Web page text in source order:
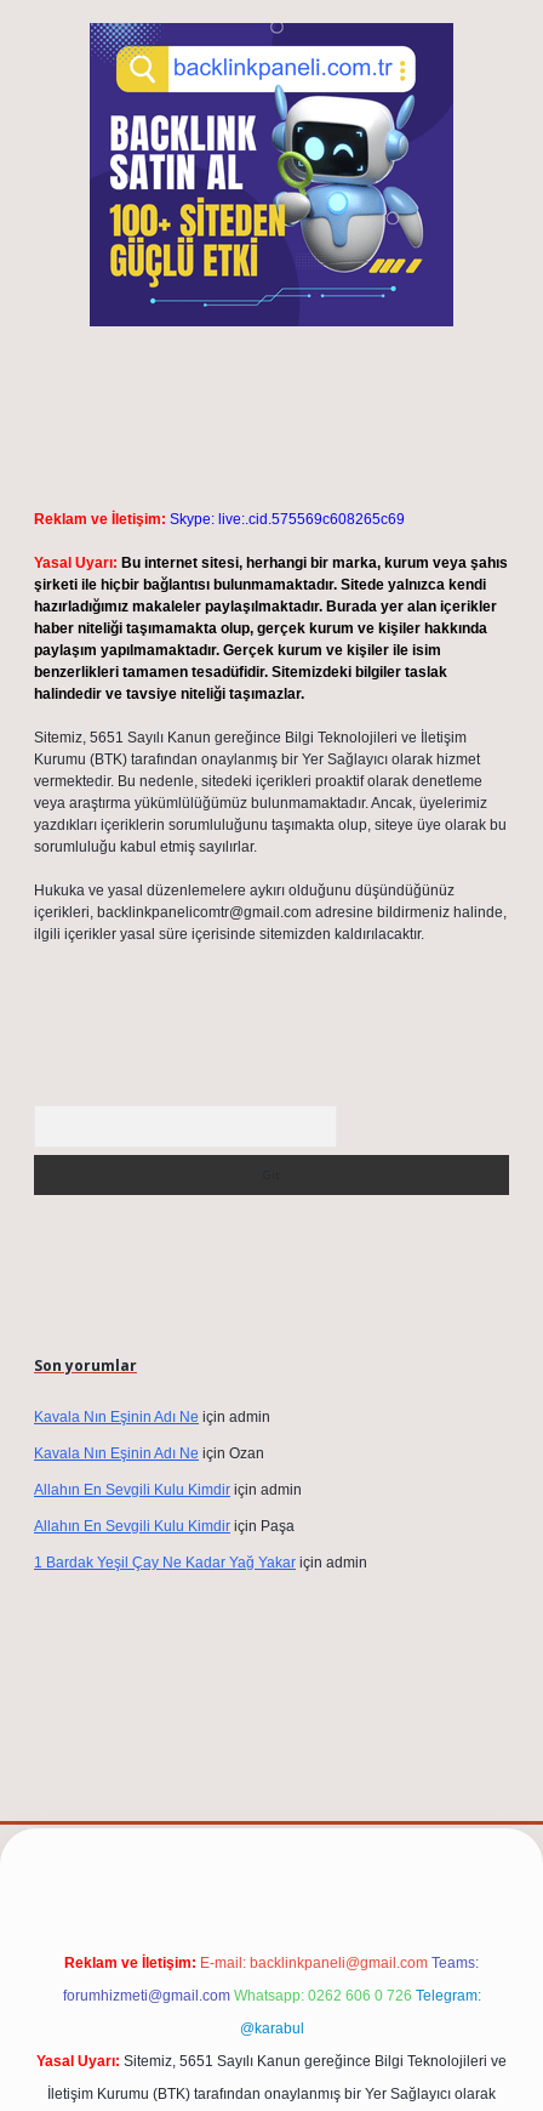
Reklam ve İletişim: Skype: live:.cid.575569c608265c69
Yasal Uyarı: Bu internet sitesi, herhangi bir marka, kurum veya şahıs
şirketi ile hiçbir bağlantısı bulunmamaktadır. Sitede yalnızca kendi
hazırladığımız makaleler paylaşılmaktadır. Burada yer alan içerikler
haber niteliği taşımamakta olup, gerçek kurum ve kişiler hakkında
paylaşım yapılmamaktadır. Gerçek kurum ve kişiler ile isim
benzerlikleri tamamen tesadüfidir. Sitemizdeki bilgiler taslak
halindedir ve tavsiye niteliği taşımazlar.
Sitemiz, 5651 Sayılı Kanun gereğince Bilgi Teknolojileri ve İletişim
Kurumu (BTK) tarafından onaylanmış bir Yer Sağlayıcı olarak hizmet
vermektedir. Bu nedenle, sitedeki içerikleri proaktif olarak denetleme
veya araştırma yükümlülüğümüz bulunmamaktadır. Ancak, üyelerimiz
yazdıkları içeriklerin sorumluluğunu taşımakta olup, siteye üye olarak bu
sorumluluğu kabul etmiş sayılırlar.
Hukuka ve yasal düzenlemelere aykırı olduğunu düşündüğünüz
içerikleri, backlinkpanelicomtr@gmail.com adresine bildirmeniz halinde,
ilgili içerikler yasal süre içerisinde sitemizden kaldırılacaktır.
Son yorumlar
Kavala Nın Eşinin Adı Ne için admin
Kavala Nın Eşinin Adı Ne için Ozan
Allahın En Sevgili Kulu Kimdir için admin
Allahın En Sevgili Kulu Kimdir için Paşa
1 Bardak Yeşil Çay Ne Kadar Yağ Yakar için admin
Reklam ve İletişim: E-mail: backlinkpaneli@gmail.com Teams:
forumhizmeti@gmail.com Whatsapp: 0262 606 0 726 Telegram:
@karabul
Yasal Uyarı: Sitemiz, 5651 Sayılı Kanun gereğince Bilgi Teknolojileri ve
İletişim Kurumu (BTK) tarafından onaylanmış bir Yer Sağlayıcı olarak